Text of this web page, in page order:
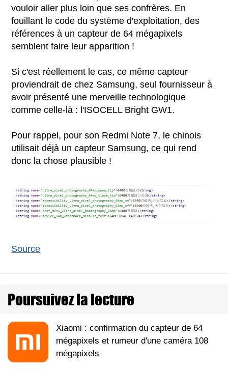
vouloir aller plus loin que ses confrères. En
fouillant le code du système d'exploitation, des
références à un capteur de 64 mégapixels
semblent faire leur apparition !
Si c'est réellement le cas, ce même capteur
proviendrait de chez Samsung, seul fournisseur à
avoir présenté une merveille technologique
comme celle-là : l'ISOCELL Bright GW1.
Pour rappel, pour son Redmi Note 7, le chinois
utilisait déjà un capteur Samsung, ce qui rend
donc la chose plausible !
Source
Poursuivez la lecture
Xiaomi : confirmation du capteur de 64
mégapixels et rumeur d'une caméra 108
mégapixels